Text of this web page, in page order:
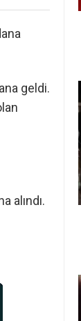
geldi.
alındı.